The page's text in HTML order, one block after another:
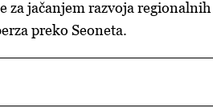
za jačanjem razvoja regionalnih
preko Seoneta.